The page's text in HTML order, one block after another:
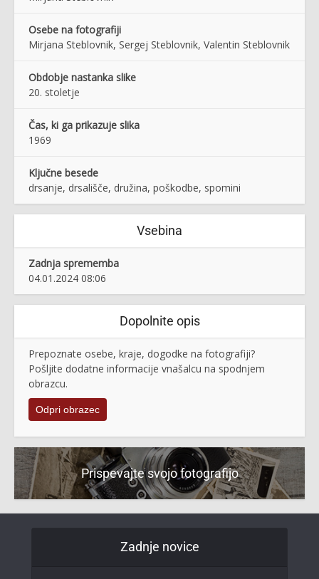
Osebe na fotografiji
Mirjana Steblovnik, Sergej Steblovnik, Valentin Steblovnik
Obdobje nastanka slike
20. stoletje
Čas, ki ga prikazuje slika
1969
Ključne besede
drsanje, drsališče, družina, poškodbe, spomini
Vsebina
Zadnja sprememba
04.01.2024 08:06
Dopolnite opis
Prepoznate osebe, kraje, dogodke na fotografiji?
Pošljite dodatne informacije vnašalcu na spodnjem
obrazcu.
Odpri obrazec
Prispevajte svojo fotografijo
Zadnje novice